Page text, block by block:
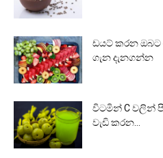
ඩයට් කරන ඔබට
ගැන දැනගන්න
විටමින් C වලින්
වැඩි කරන...